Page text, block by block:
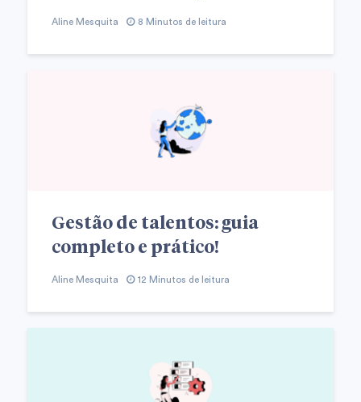
Aline Mesquita 8 Minutos de leitura
Gestão de talentos: guia
completo e prático!
Aline Mesquita 12 Minutos de leitura